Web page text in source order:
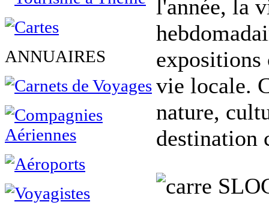
ANNUAIRES
l'année, la
vie locale.
nature,
destination